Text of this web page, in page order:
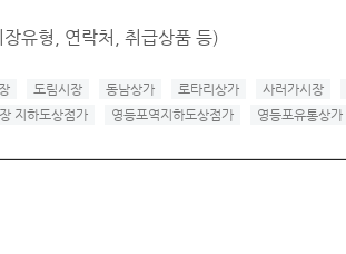
유형, 연락처, 취급상품 등)
도림시장 동남상가 로타리상가 사러가시장
지하도상점가 영등포역지하도상점가 영등포유통상가